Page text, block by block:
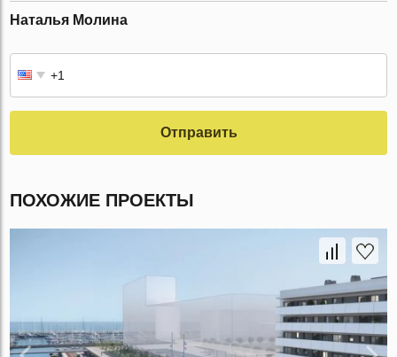
Наталья Молина
Отправить
ПОХОЖИЕ ПРОЕКТЫ